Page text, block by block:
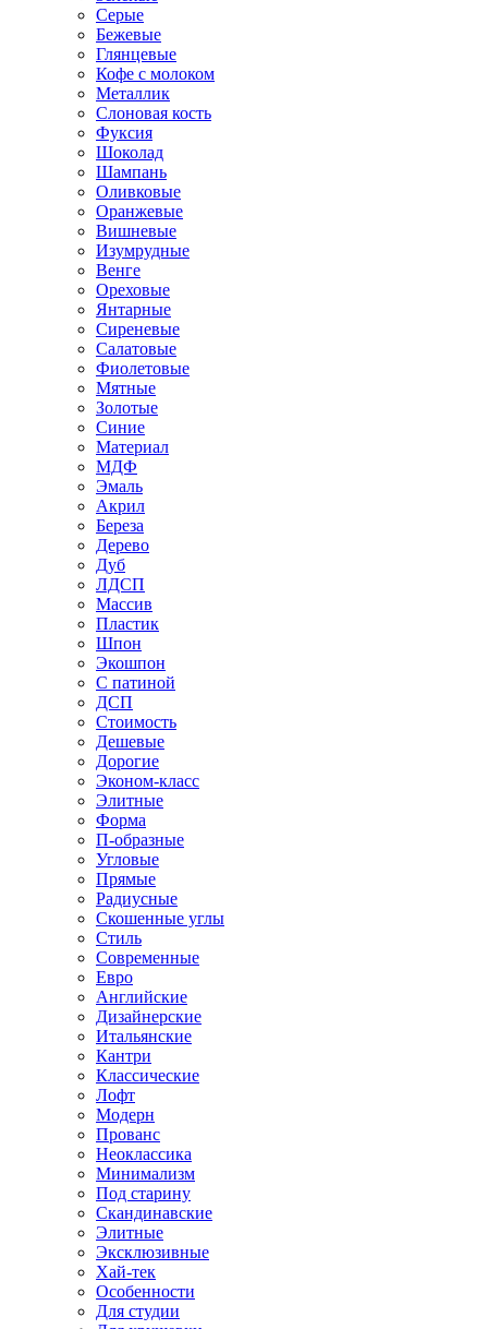
Серые
Бежевые
Глянцевые
Кофе с молоком
Металлик
Слоновая кость
Фуксия
Шоколад
Шампань
Оливковые
Оранжевые
Вишневые
Изумрудные
Венге
Ореховые
Янтарные
Сиреневые
Салатовые
Фиолетовые
Мятные
Золотые
Синие
Материал
МДФ
Эмаль
Акрил
Береза
Дерево
Дуб
ЛДСП
Массив
Пластик
Шпон
Экошпон
С патиной
ДСП
Стоимость
Дешевые
Дорогие
Эконом-класс
Элитные
Форма
П-образные
Угловые
Прямые
Радиусные
Скошенные углы
Стиль
Современные
Евро
Английские
Дизайнерские
Итальянские
Кантри
Классические
Лофт
Модерн
Прованс
Неоклассика
Минимализм
Под старину
Скандинавские
Элитные
Эксклюзивные
Хай-тек
Особенности
Для студии